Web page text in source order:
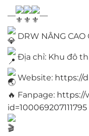
— —
DRW NÂNG CAO
Địa chỉ: Khu đô
Website: https://
🔥 Fanpage: https://
id=100069207111795